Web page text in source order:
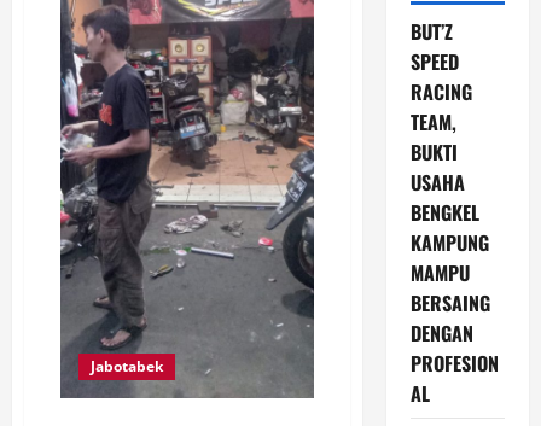
Jabotabek
BUT’Z
SPEED
RACING
TEAM,
BUKTI
USAHA
BENGKEL
KAMPUNG
MAMPU
BERSAING
DENGAN
PROFESION
AL